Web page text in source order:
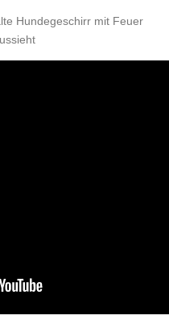
Hundegeschirr mit Feuer